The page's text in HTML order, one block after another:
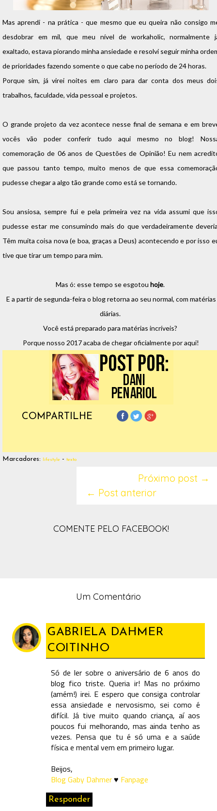
Mas aprendi - na prática - que mesmo que eu queira não consigo
desdobrar em mil, que meu nível de workaholic, normalmente
exaltado, estava piorando minha ansiedade e resolvi seguir minha
de prioridades fazendo somente o que cabe no período de 24 horas.
Porque sim, já virei noites em claro para dar conta dos meus
trabalhos, faculdade, vida pessoal e projetos.
O grande projeto da vez acontece nesse final de semana e em
vocês vão poder conferir tudo aqui mesmo no blog!
comemoração de 06 anos de Questões de Opinião! Eu nem
que passou tanto tempo, muito menos de que essa
pudesse chegar a algo tão grande como está se tornando.
Sou ansiosa, sempre fui e pela primeira vez na vida assumi que
pudesse estar me consumindo mais do que verdadeiramente
Têm muita coisa nova (e boa, graças a Deus) acontecendo e por isso
tive que tirar um tempo para mim.
Mas ó: esse tempo se esgotou hoje.
E a partir de segunda-feira o blog retorna ao seu normal, com matérias
diárias.
Você está preparado para matérias incríveis?
Porque nosso 2017 acaba de chegar oficialmente por aqui!
COMPARTILHE
Marcadores: lifestyle - texto
Próximo post →
← Post anterior
COMENTE PELO FACEBOOK!
Um Comentário
GABRIELA DAHMER
COITINHO
Só de ler sobre o aniversário de 6 anos do
blog fico triste. Queria ir! Mas no próximo
(amém!) irei. E espero que consiga controlar
essa ansiedade e nervosismo, sei como é
difícil. Já tive muito quando criança, aí aos
poucos fui melhorando, mas ainda tenho as
vezes. Pensa que tu é só uma e a saúde
física e mental vem em primeiro lugar.
Beijos,
Blog Gaby Dahmer♥ Fanpage
Responder